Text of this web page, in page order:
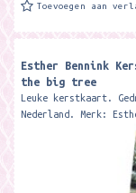
Toevoegen aan
Esther Bennink
the big tree
Leuke kerstkaart.
Nederland. Merk: